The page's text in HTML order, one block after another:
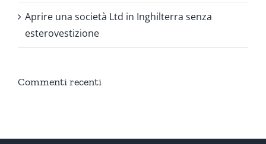
Aprire una società Ltd in Inghilterra senza
esterovestizione
Commenti recenti